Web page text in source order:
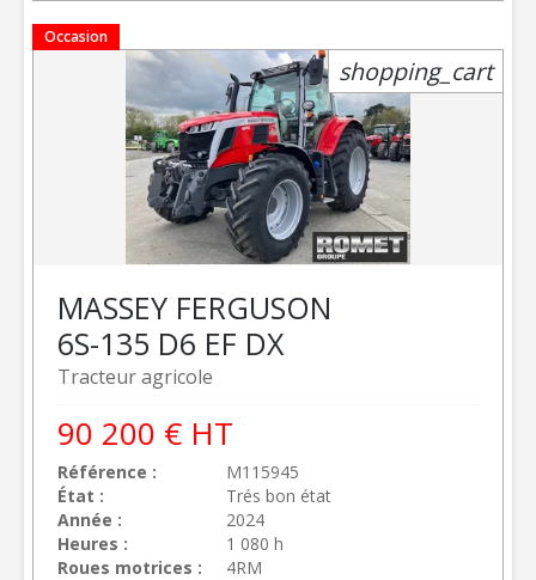
Occasion
Tracteur agricole
MASSEY FERGUSON
6S-135 D6 EF DX
Référence
M115945
État
Trés bon état
Année
2024
Heures
1 080 h
Roues motrices
4RM
90 200 € HT
shopping_cart